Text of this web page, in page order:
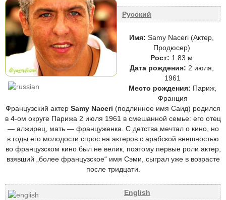
Русский
Имя: Samy Naceri (Актер,
Продюсер)
Рост: 1.83 м
Дата рождения: 2 июля,
1961
Место рождения: Париж,
Франция
Французский актер Samy Naceri (подлинное имя Саид) родился
в 4-ом округе Парижа 2 июля 1961 в смешанной семье: его отец
— алжирец, мать — француженка. С детства мечтал о кино, но
в годы его молодости спрос на актеров с арабской внешностью
во французском кино был не велик, поэтому первые роли актер,
взявший „более французское“ имя Сэми, сыграл уже в возрасте
после тридцати.
English